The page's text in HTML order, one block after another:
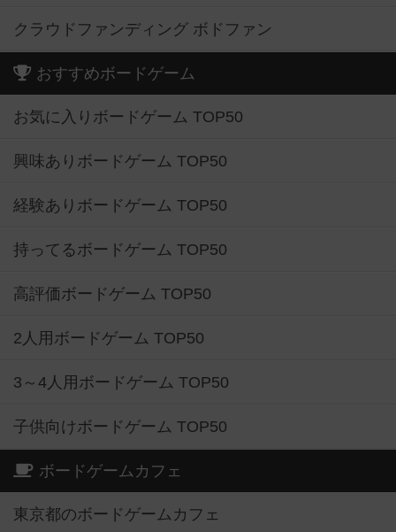
クラウドファンディング ボドファン
おすすめボードゲーム
お気に入りボードゲーム TOP50
興味ありボードゲーム TOP50
経験ありボードゲーム TOP50
持ってるボードゲーム TOP50
高評価ボードゲーム TOP50
2人用ボードゲーム TOP50
3～4人用ボードゲーム TOP50
子供向けボードゲーム TOP50
ボードゲームカフェ
東京都のボードゲームカフェ